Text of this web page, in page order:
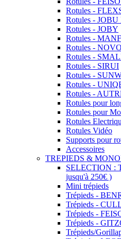
Rotules -
Rotules -
Rotules - JOBY
Rotules -
Rotules -
Rotules -
Rotules - SIRUI
Rotules -
Rotules -
Rotules -
Rotules pour
Rotules pour
Rotules
Rotules Vidéo
Supports pour
Accessoires
TREPIEDS &
SELECTION :
jusqu'à 250€ )
Mini trépieds
Trépieds -
Trépieds -
Trépieds -
Trépieds -
Trépieds/